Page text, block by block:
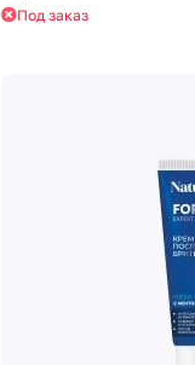
Под заказ